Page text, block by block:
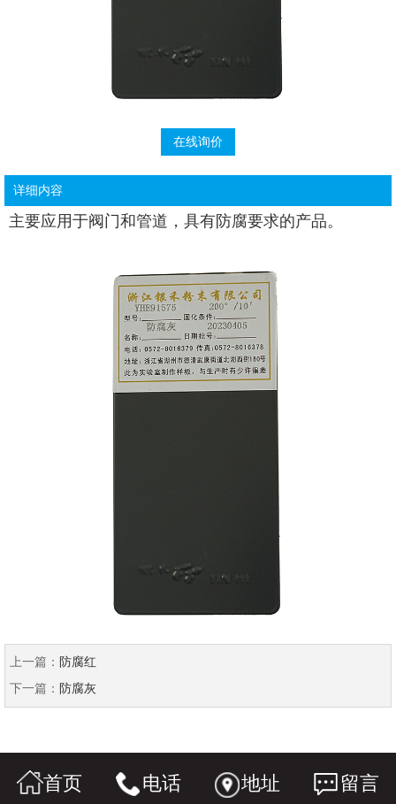
在线询价
详细内容
主要应用于阀门和管道，具有防腐要求的产品。
上一篇： 防腐红
下一篇： 防腐灰
首页 电话 地址 留言